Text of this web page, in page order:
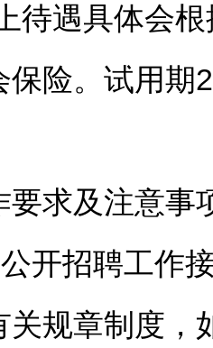
待遇具体会
保险。试用期
求及注意事
开招聘工作
关规章制度，